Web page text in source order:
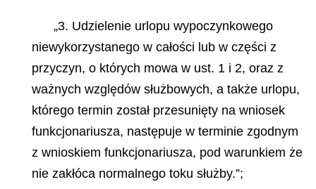
„3. Udzielenie urlopu wypoczynkowego
niewykorzystanego w całości lub w części z
przyczyn, o których mowa w ust. 1 i 2, oraz z
ważnych względów służbowych, a także urlopu,
którego termin został przesunięty na wniosek
funkcjonariusza, następuje w terminie zgodnym
z wnioskiem funkcjonariusza, pod warunkiem że
nie zakłóca normalnego toku służby.”;